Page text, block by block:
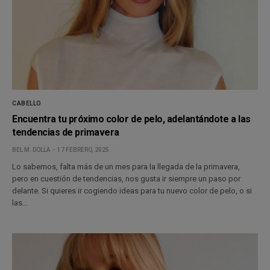
CABELLO
Encuentra tu próximo color de pelo, adelantándote a las
tendencias de primavera
BEL M. DOLLA 17 FEBRERO, 2025
Lo sabemos, falta más de un mes para la llegada de la primavera,
pero en cuestión de tendencias, nos gusta ir siempre un paso por
delante. Si quieres ir cogiendo ideas para tu nuevo color de pelo, o si
las…